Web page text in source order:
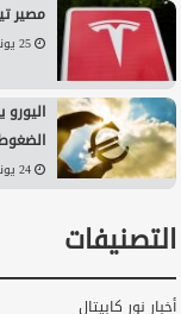
مصير
25 يونيو, 2026 8:11 م
24 يونيو, 2026 11:28 م
التصنيفات
أخبار نور كابيتال